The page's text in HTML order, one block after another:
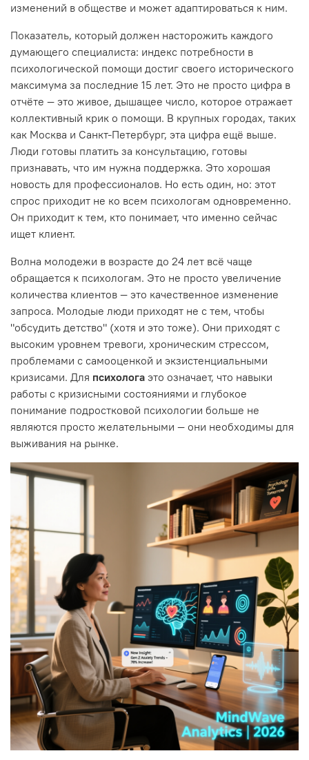
изменений в обществе и может адаптироваться к ним.
Показатель, который должен насторожить каждого
думающего специалиста: индекс потребности в
психологической помощи достиг своего исторического
максимума за последние 15 лет. Это не просто цифра в
отчёте — это живое, дышащее число, которое отражает
коллективный крик о помощи. В крупных городах, таких
как Москва и Санкт-Петербург, эта цифра ещё выше.
Люди готовы платить за консультацию, готовы
признавать, что им нужна поддержка. Это хорошая
новость для профессионалов. Но есть один, но: этот
спрос приходит не ко всем психологам одновременно.
Он приходит к тем, кто понимает, что именно сейчас
ищет клиент.
Волна молодежи в возрасте до 24 лет всё чаще
обращается к психологам. Это не просто увеличение
количества клиентов — это качественное изменение
запроса. Молодые люди приходят не с тем, чтобы
"обсудить детство" (хотя и это тоже). Они приходят с
высоким уровнем тревоги, хроническим стрессом,
проблемами с самооценкой и экзистенциальными
кризисами. Для психолога это означает, что навыки
работы с кризисными состояниями и глубокое
понимание подростковой психологии больше не
являются просто желательными — они необходимы для
выживания на рынке.